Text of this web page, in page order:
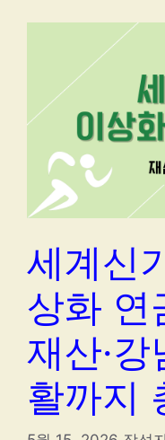
세계신
상화 연
재산·
활까지